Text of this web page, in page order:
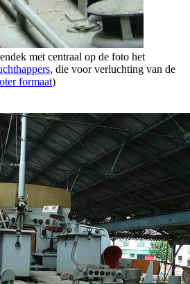
met centraal op de foto het
, die voor verluchting van de
formaat)